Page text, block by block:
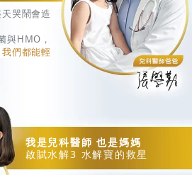
哭鬧會造
與HMO，
們都能輕
我是兒科醫師 也是媽媽
啟賦⽔解3 水解寶的救星